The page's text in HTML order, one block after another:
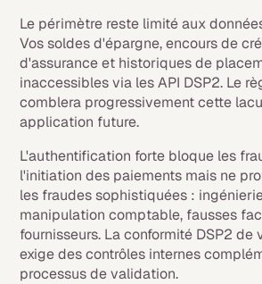
Le périmètre reste limité aux
Vos soldes d'épargne, encours de
d'assurance et historiques de
inaccessibles via les API DSP2. Le
comblera progressivement cette
application future.
L'authentification forte bloque les
l'initiation des paiements mais ne
les fraudes sophistiquées :
manipulation comptable, fausses
fournisseurs. La conformité DSP2 de
exige des contrôles internes
processus de validation.